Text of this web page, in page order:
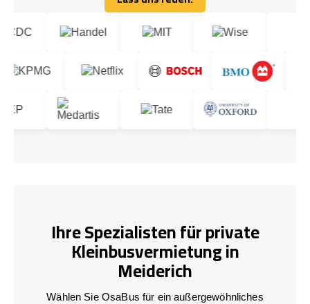
Lass uns reden!
Ihre Spezialisten für private
Kleinbusvermietung in
Meiderich
Wählen Sie OsaBus für ein außergewöhnliches